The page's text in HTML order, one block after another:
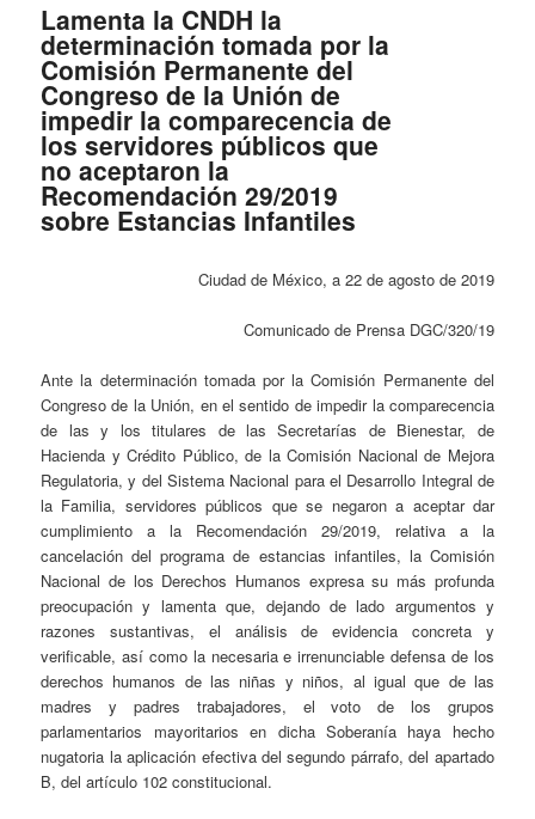
Lamenta la CNDH la
determinación tomada por la
Comisión Permanente del
Congreso de la Unión de
impedir la comparecencia de
los servidores públicos que
no aceptaron la
Recomendación 29/2019
sobre Estancias Infantiles
Ciudad de México, a 22 de agosto de 2019
Comunicado de Prensa DGC/320/19
Ante la determinación tomada por la Comisión Permanente del
Congreso de la Unión, en el sentido de impedir la comparecencia
de las y los titulares de las Secretarías de Bienestar, de
Hacienda y Crédito Público, de la Comisión Nacional de Mejora
Regulatoria, y del Sistema Nacional para el Desarrollo Integral de
la Familia, servidores públicos que se negaron a aceptar dar
cumplimiento a la Recomendación 29/2019, relativa a la
cancelación del programa de estancias infantiles, la Comisión
Nacional de los Derechos Humanos expresa su más profunda
preocupación y lamenta que, dejando de lado argumentos y
razones sustantivas, el análisis de evidencia concreta y
verificable, así como la necesaria e irrenunciable defensa de los
derechos humanos de las niñas y niños, al igual que de las
madres y padres trabajadores, el voto de los grupos
parlamentarios mayoritarios en dicha Soberanía haya hecho
nugatoria la aplicación efectiva del segundo párrafo, del apartado
B, del artículo 102 constitucional.